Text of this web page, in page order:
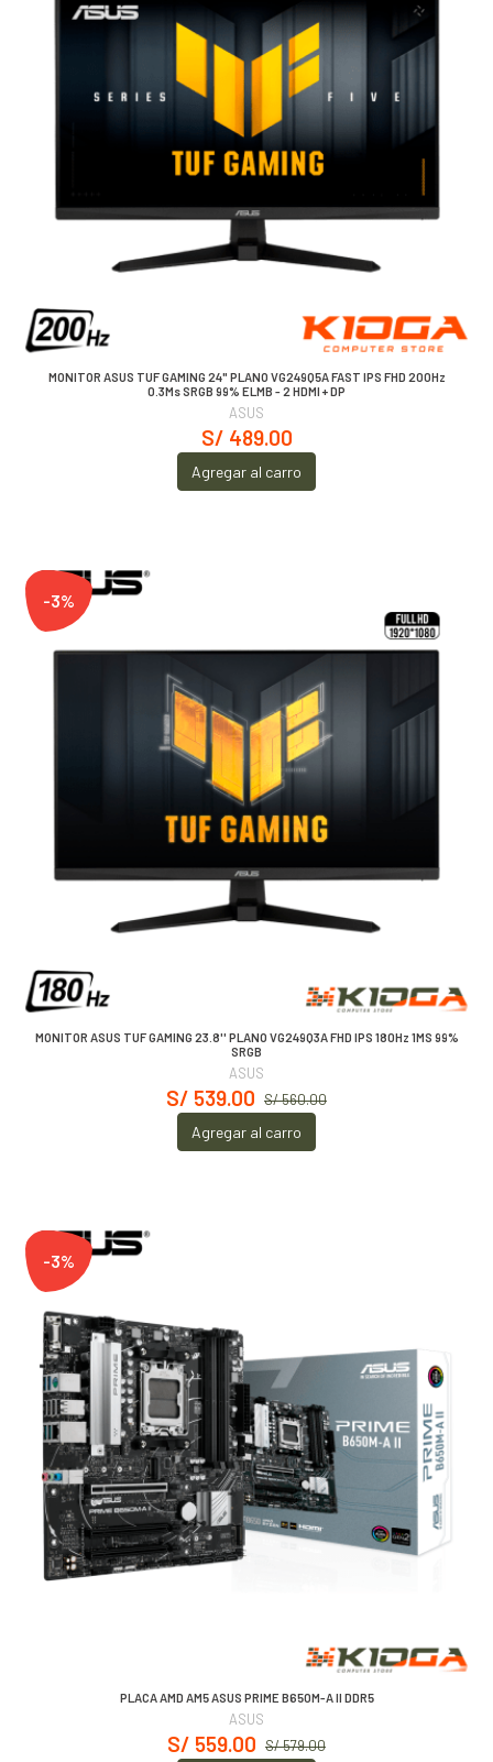
MONITOR ASUS TUF GAMING 24" PLANO VG249Q5A FAST IPS FHD 200Hz
0.3Ms SRGB 99% ELMB - 2 HDMI + DP
ASUS
S/ 489.00
Agregar al carro
-3%
MONITOR ASUS TUF GAMING 23.8'' PLANO VG249Q3A FHD IPS 180Hz 1MS 99%
SRGB
ASUS
S/ 560.00
S/ 539.00
Agregar al carro
-3%
PLACA AMD AM5 ASUS PRIME B650M-A II DDR5
ASUS
S/ 579.00
S/ 559.00